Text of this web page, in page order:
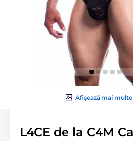
Afișează mai
L4CE de la C4M